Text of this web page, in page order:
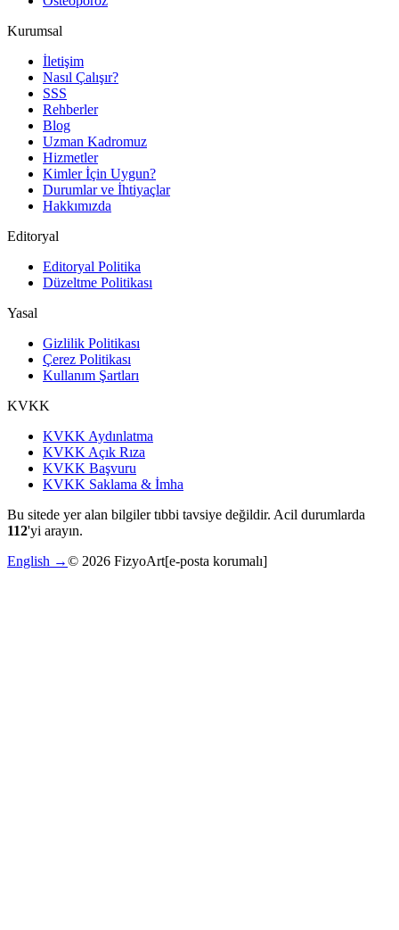
Kurumsal
İletişim
Nasıl Çalışır?
SSS
Rehberler
Blog
Uzman Kadromuz
Hizmetler
Kimler İçin Uygun?
Durumlar ve İhtiyaçlar
Hakkımızda
Editoryal
Editoryal Politika
Düzeltme Politikası
Yasal
Gizlilik Politikası
Çerez Politikası
Kullanım Şartları
KVKK
KVKK Aydınlatma
KVKK Açık Rıza
KVKK Başvuru
KVKK Saklama & İmha
Bu sitede yer alan bilgiler tıbbi tavsiye değildir. Acil durumlarda
112'yi arayın.
English →© 2026 FizyoArt[e-posta korumalı]